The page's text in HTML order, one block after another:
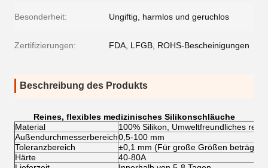
Besonderheit: Ungiftig, harmlos und geruchlos
Zertifizierungen: FDA, LFGB, ROHS-Bescheinigungen
Beschreibung des Produkts
Reines, flexibles medizinisches Silikonschläuche
Material
100% Silikon, Umweltfreundliches
Außendurchmesserbereich0,5-100 mm
Toleranzbereich
±0,1 mm (Für große Größen beträgt
Härte
40-80A